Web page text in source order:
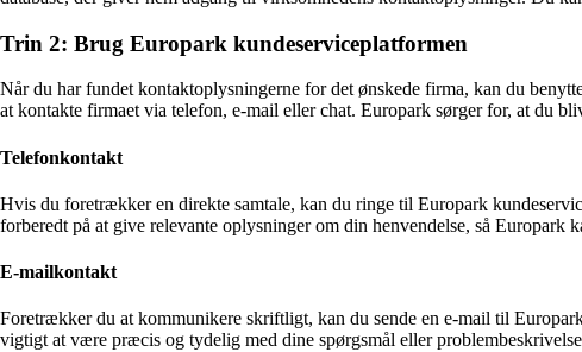
Trin 2: Brug Europark kundeserviceplatformen
Når du har fundet kontaktoplysningerne for det ønskede firma, kan du
at kontakte firmaet via telefon, e-mail eller chat. Europark sørger for, at du
Telefonkontakt
Hvis du foretrækker en direkte samtale, kan du ringe til Europark
forberedt på at give relevante oplysninger om din henvendelse, så Europark
E-mailkontakt
Foretrækker du at kommunikere skriftligt, kan du sende en e-mail til
vigtigt at være præcis og tydelig med dine spørgsmål eller